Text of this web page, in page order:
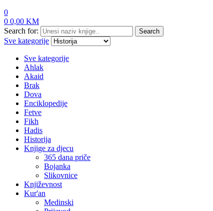
0
0 0,00 KM
Search for:
Search
Sve kategorije
Sve kategorije
Ahlak
Akaid
Brak
Dova
Enciklopedije
Fetve
Fikh
Hadis
Historija
Knjige za djecu
365 dana priče
Bojanka
Slikovnice
Književnost
Kur'an
Medinski